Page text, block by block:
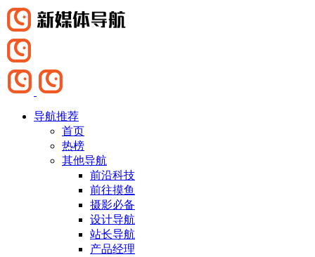
导航推荐
首页
热榜
其他导航
前沿科技
前往摸鱼
摄影必备
设计导航
站长导航
产品经理